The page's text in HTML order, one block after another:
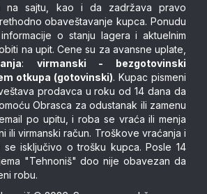
na sajtu, kao i da zadržava pravo
obaveštavanje kupca. Ponudu
o stanju lagera i aktuelnim
na upit. Cene su za avansne uplate,
: virmanski - bezgotovinski
otkupa (gotovinski). Kupac pismeni
prodavca u roku od 14 dana da
Obrasca za odustanak ili zamenu
po upitu, i roba se vraća ili menja
ili virmanski račun. Troškove vraćanja i
isključivo o trošku kupca. Posle 14
"Tehnoniš" doo nije obavezan da
robu.